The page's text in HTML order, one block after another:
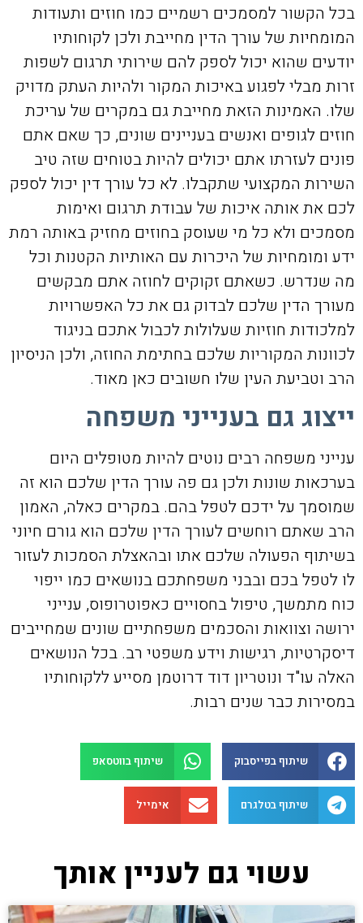
בכל הקשור למסמכים רשמיים כמו חוזים ותעודות
המומחיות של עורך הדין מחייבת ולכן לקוחותיו
יודעים שהוא יכול לספק להם שירותי תרגום לשפות
זרות מבלי לפגוע באיכות המקור ולהיות העתק מדויק
שלו. האמינות הזאת מחייבת גם במקרים של עריכת
חוזים לגופים ואנשים בעניינים שונים, כך שאם אתם
פונים לעזרתו אתם יכולים להיות בטוחים שזה טיב
השירות המקצועי שתקבלו. לא כל עורך דין יכול לספק
לכם את אותה איכות של עבודת תרגום ואימות
מסמכים ולא כל מי שעוסק בחוזים מחזיק באותה רמת
ידע ומומחיות של היכרות עם האותיות הקטנות וכל
מה שנדרש. כשאתם זקוקים לחוזה אתם מבקשים
מעורך הדין שלכם לבדוק גם את כל האפשרויות
למלכודות חוזיות שעלולות לכבול אתכם בניגוד
לכוונות המקוריות שלכם בחתימת החוזה, ולכן הניסיון
הרב וטביעת העין שלו חשובים כאן מאוד.
ייצוג גם בענייני משפחה
ענייני משפחה רבים נוטים להיות מטופלים היום
בערכאות שונות ולכן גם פה עורך הדין שלכם הוא זה
שמוסמך על ידכם לטפל בהם. במקרים כאלה, האמון
הרב שאתם רוחשים לעורך הדין שלכם הוא גורם חיוני
בשיתוף הפעולה שלכם אתו ובהאצלת הסמכות לעזור
לו לטפל בכם ובבני משפחתכם בנושאים כמו ייפוי
כוח מתמשך, טיפול בחסויים כאפוטרופוס, ענייני
ירושה וצוואות והסכמים משפחתיים שונים שמחייבים
דיסקרטיות, רגישות וידע משפטי רב. בכל הנושאים
האלה עו"ד ונוטריון דוד דרוטמן מסייע ללקוחותיו
במסירות כבר שנים רבות.
שיתוף בפייסבוק שיתוף בווטסאפ
שיתוף בטלגרם אימייל
עשוי גם לעניין אותך